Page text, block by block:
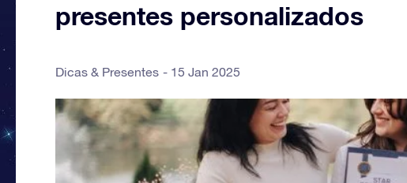
presentes personalizados
Dicas & Presentes 15 Jan 2025